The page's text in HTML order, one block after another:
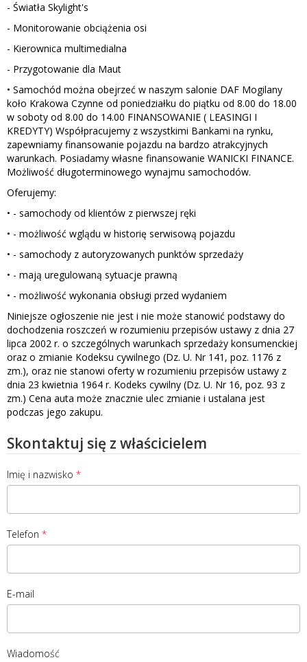
- Światła Skylight's
- Monitorowanie obciążenia osi
- Kierownica multimedialna
- Przygotowanie dla Maut
• Samochód można obejrzeć w naszym salonie DAF Mogilany
koło Krakowa Czynne od poniedziałku do piątku od 8.00 do 18.00
w soboty od 8.00 do 14.00 FINANSOWANIE ( LEASINGI I
KREDYTY) Współpracujemy z wszystkimi Bankami na rynku,
zapewniamy finansowanie pojazdu na bardzo atrakcyjnych
warunkach. Posiadamy własne finansowanie WANICKI FINANCE.
Możliwość długoterminowego wynajmu samochodów.
Oferujemy:
• - samochody od klientów z pierwszej ręki
• - możliwość wglądu w historię serwisową pojazdu
• - samochody z autoryzowanych punktów sprzedaży
• - mają uregulowaną sytuacje prawną
• - możliwość wykonania obsługi przed wydaniem
Niniejsze ogłoszenie nie jest i nie może stanowić podstawy do
dochodzenia roszczeń w rozumieniu przepisów ustawy z dnia 27
lipca 2002 r. o szczególnych warunkach sprzedaży konsumenckiej
oraz o zmianie Kodeksu cywilnego (Dz. U. Nr 141, poz. 1176 z
zm.), oraz nie stanowi oferty w rozumieniu przepisów ustawy z
dnia 23 kwietnia 1964 r. Kodeks cywilny (Dz. U. Nr 16, poz. 93 z
zm.) Cena auta może znacznie ulec zmianie i ustalana jest
podczas jego zakupu.
Skontaktuj się z właścicielem
Imię i nazwisko
Telefon
E-mail
Wiadomość